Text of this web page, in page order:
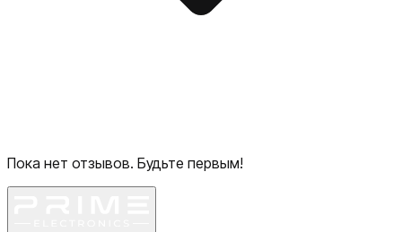
Пока нет отзывов. Будьте первым!